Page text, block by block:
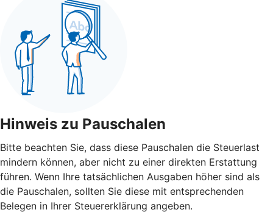
Hinweis zu Pauschalen
Bitte beachten Sie, dass diese Pauschalen die Steuerlast
mindern können, aber nicht zu einer direkten Erstattung
führen. Wenn Ihre tatsächlichen Ausgaben höher sind als
die Pauschalen, sollten Sie diese mit entsprechenden
Belegen in Ihrer Steuererklärung angeben.